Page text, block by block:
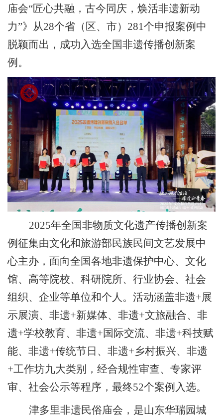
庙会“匠心共融，古今同庆，焕活非遗新动
力”》从28个省（区、市）281个申报案例中
脱颖而出，成功入选全国非遗传播创新案
例。
2025年全国非物质文化遗产传播创新案
例征集由文化和旅游部民族民间文艺发展中
心主办，面向全国各地非遗保护中心、文化
馆、高等院校、科研院所、行业协会、社会
组织、企业等单位和个人。活动涵盖非遗+展
示展演、非遗+新媒体、非遗+文旅融合、非
遗+学校教育、非遗+国际交流、非遗+科技赋
能、非遗+传统节日、非遗+乡村振兴、非遗
+工作坊九大类别，经合规性审查、专家评
审、社会公示等程序，最终52个案例入选。
津多里非遗民俗庙会，是山东华瑞园城